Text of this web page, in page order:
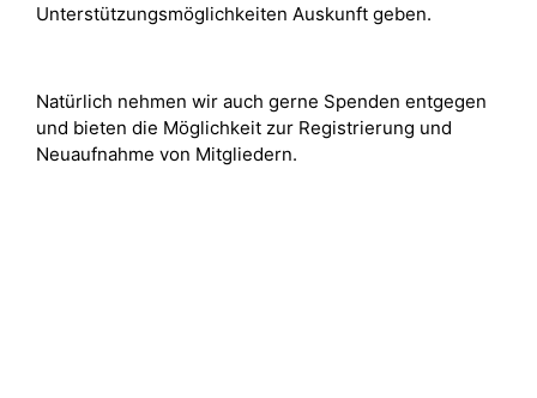
Unterstützungsmöglichkeiten Auskunft geben.
Natürlich nehmen wir auch gerne Spenden entgegen
und bieten die Möglichkeit zur Registrierung und
Neuaufnahme von Mitgliedern.